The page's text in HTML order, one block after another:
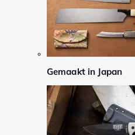
Gemaakt in Japan